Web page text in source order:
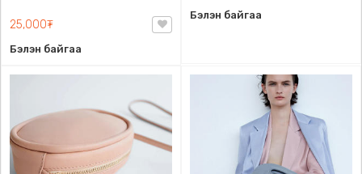
9789919235192
25,000₮
Бэлэн байгаа
Бэлэн байгаа